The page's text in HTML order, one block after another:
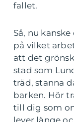
fallet.
Så, nu
på vilket
att det
stad som
träd, stanna
barken. Hör
till dig som